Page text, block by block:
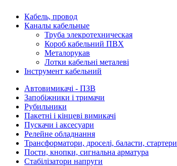
Кабель, провод
Каналы кабельные
Труба элекротехническая
Короб кабельний ПВХ
Металорукав
Лотки кабельні металеві
Інструмент кабельний
Автовимикачі - ПЗВ
Запобіжники і тримачи
Рубильники
Пакетні і кінцеві вимикачі
Пускачи і аксесуари
Релейне обладнання
Трансформатори, дроселі, баласти, стартери
Пости, кнопки, сигнальна арматура
Стабілізатори напруги